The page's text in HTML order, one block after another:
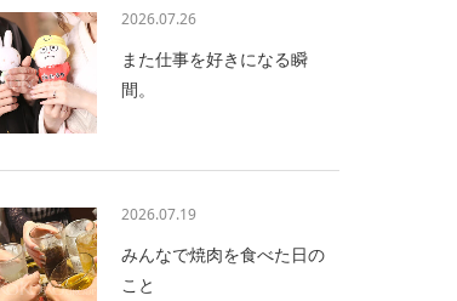
2026.07.26
また仕事を好きになる瞬
間。
2026.07.19
みんなで焼肉を食べた日の
こと